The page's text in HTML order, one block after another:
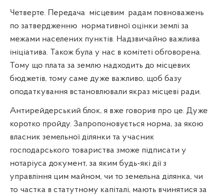
Четверте. Передача місцевим радам повноважень
по затвердженню нормативної оцінки землі за
межами населених пунктів. Надзвичайно важлива
ініціатива. Також була у нас в комітеті обговорена.
Тому що плата за землю надходить до місцевих
бюджетів, тому саме дуже важливо, щоб базу
оподаткування встановлювали якраз місцеві ради.
Антирейдерський блок, я вже говорив про це. Дуже
коротко пройду. Запропоновується норма, за якою
власник земельної ділянки та учасник
господарського товариства зможе підписати у
нотаріуса документ, за яким будь-які дії з
управління цим майном, чи то земельна ділянка, чи
то частка в статутному капіталі, мають вчинятися за